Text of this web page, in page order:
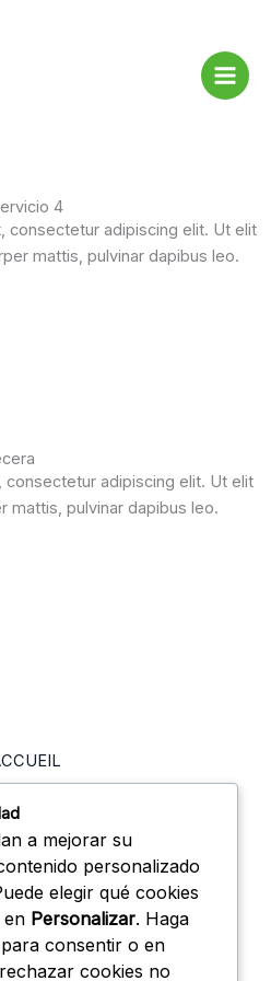
4
consectetur adipiscing elit. Ut elit
mattis, pulvinar dapibus leo.
adipiscing elit. Ut elit
mattis, pulvinar dapibus leo.
BIO
BLOG
FAQ
a mejorar su
personalizado
elegir qué cookies
en Personalizar. Haga
para consentir o en
cookies no